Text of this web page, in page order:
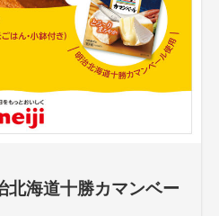
北海道十勝カマンベー